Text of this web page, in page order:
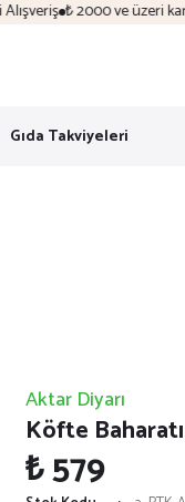
₺ 2000 ve üzeri
Gıda Takviyeleri
Aktar Diyarı
Köfte Baharatı
₺ 579